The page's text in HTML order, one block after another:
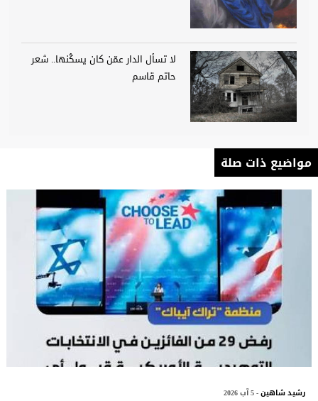
لا تسأل الدار عمّن كان يسكُنها.. شعر
حاتم قاسم
مواضيع ذات صلة
رشيد شاهين- 5 آب 2026